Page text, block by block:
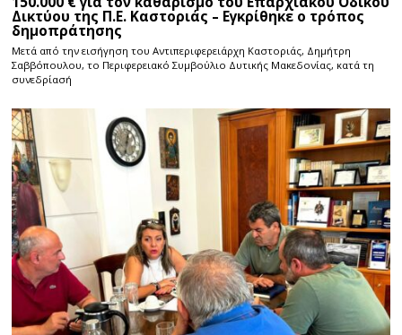
Δικτύου της Π.Ε. Καστοριάς – Εγκρίθηκε ο τρόπος
δημοπράτησης
Μετά από την εισήγηση του Αντιπεριφερειάρχη Καστοριάς, Δημήτρη
Σαββόπουλου, το Περιφερειακό Συμβούλιο Δυτικής Μακεδονίας, κατά τη
συνεδρίασή